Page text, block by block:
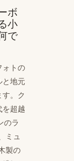
ボ
小
で
ォトの
と地元
。ク
を超越
のラ
ミュ
製の